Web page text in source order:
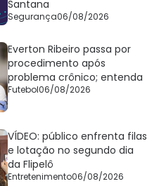
Santana
Segurança06/08/2026
Everton Ribeiro passa por
procedimento após
problema crônico; entenda
Futebol06/08/2026
VÍDEO: público enfrenta filas
e lotação no segundo dia
da Flipelô
Entretenimento06/08/2026